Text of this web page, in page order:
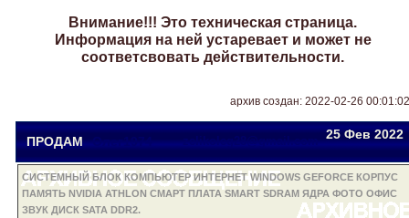
Внимание!!! Это техническая страница.
Информация на ней устаревает и может не
соответсвовать действительности.
архив создан: 2022-02-26 00:01:02
ПРОДАМ Олег1974 zelikoleg28@gmail.com 25 Фев2022
СИСТЕМНЫЙ БЛОК КОМПЬЮТЕР ИНТЕРНЕТ WINDOWS GEFORCE КОРПУС
ПАМЯТЬ NVIDIA ATHLON СМАРТ ПЛАТА SMART SDRAM ЯДРА ФОТО ОФИС
ЗВУК ДИСК SATA DDR2.